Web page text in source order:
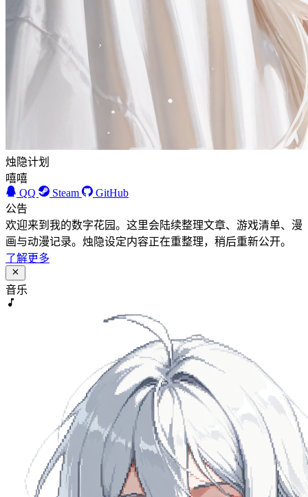
烛隐计划
嘻嘻
QQ
Steam
GitHub
公告
欢迎来到我的数字花园。这里会陆续整理文章、游戏清单、漫
画与动漫记录。烛隐设定内容正在重整理，稍后重新公开。
了解更多
音乐